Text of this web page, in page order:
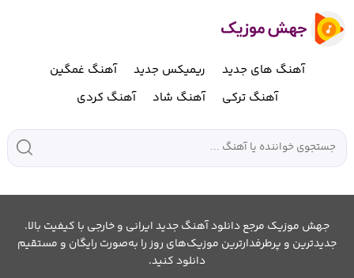
آهنگ های جدید ریمیکس جدید
آهنگ غمگین
آهنگ ترکی
آهنگ شاد آهنگ کردی
جهش موزیک مرجع دانلود آهنگ جدید ایرانی و خارجی با کیفیت بالا.
جدیدترین و پرطرفدارترین موزیک‌های روز را به‌صورت رایگان و مستقیم
دانلود کنید.